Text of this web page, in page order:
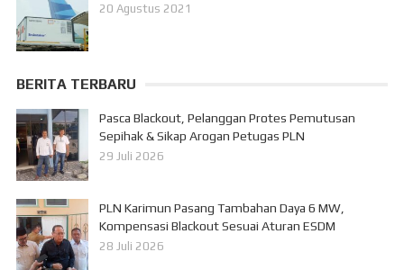
20 Agustus 2021
BERITA TERBARU
Pasca Blackout, Pelanggan Protes Pemutusan
Sepihak & Sikap Arogan Petugas PLN
29 Juli 2026
PLN Karimun Pasang Tambahan Daya 6 MW,
Kompensasi Blackout Sesuai Aturan ESDM
28 Juli 2026